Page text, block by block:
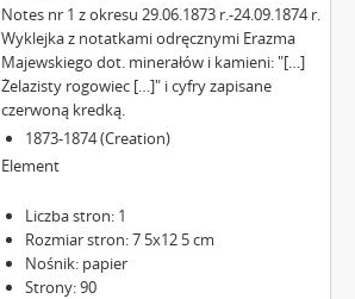
Notes nr 1 z okresu 29.06.1873 r.-24.09.1874 r.
Wyklejka z notatkami odręcznymi Erazma
Majewskiego dot. minerałów i kamieni: "[…]
Żelazisty rogowiec […]" i cyfry zapisane
czerwoną kredką.
1873-1874 (Creation)
Element
Liczba stron: 1
Rozmiar stron: 7 5x12 5 cm
Nośnik: papier
Strony: 90